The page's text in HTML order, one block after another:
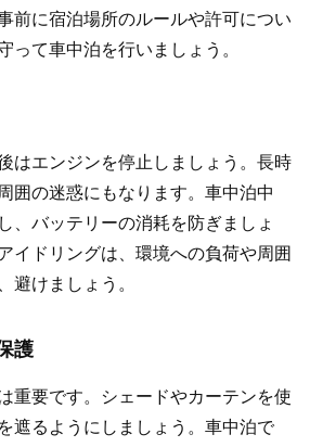
前に宿泊場所のルールや許可につい
って車中泊を行いましょう。
はエンジンを停止しましょう。長時
囲の迷惑にもなります。車中泊中
、バッテリーの消耗を防ぎましょ
イドリングは、環境への負荷や周囲
避けましょう。
護
重要です。シェードやカーテンを使
遮るようにしましょう。車中泊で